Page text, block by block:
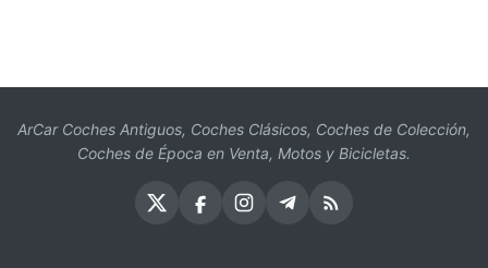
ArCar Coches Antiguos, Coches Clásicos, Coches de Colección,
Coches de Época en Venta, Motos y Bicicletas.